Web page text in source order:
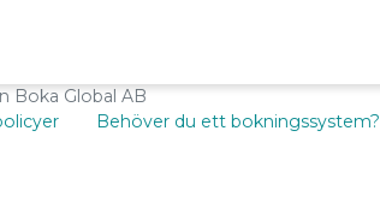
Boka Global AB
Behöver du ett bokningssystem?